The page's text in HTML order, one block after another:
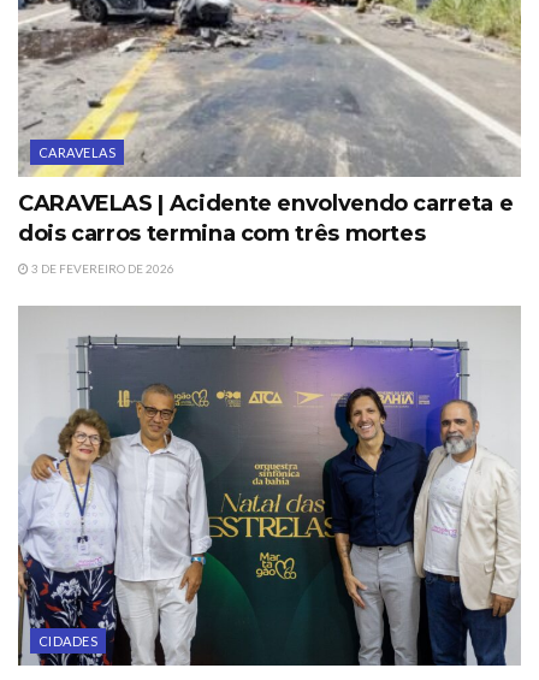
CARAVELAS
CARAVELAS | Acidente envolvendo carreta e
dois carros termina com três mortes
3 DE FEVEREIRO DE 2026
CIDADES